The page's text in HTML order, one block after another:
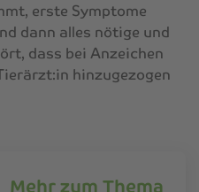
erste Symptome
dann alles nötige und
dass bei Anzeichen
hinzugezogen
Mehr zum Thema